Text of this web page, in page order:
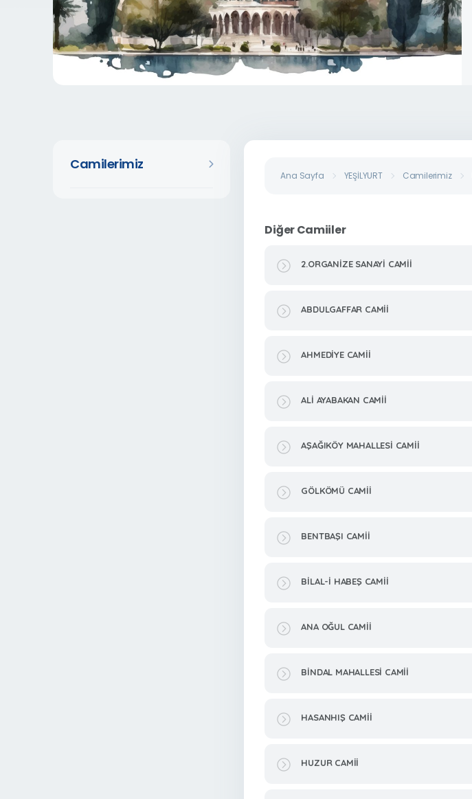
Camilerimiz
Ana Sayfa YEŞİLYURT Camilerimiz
Diğer Camiiler
2.ORGANİZE SANAYİ CAMİİ
ABDULGAFFAR CAMİİ
AHMEDİYE CAMİİ
ALİ AYABAKAN CAMİİ
AŞAĞIKÖY MAHALLESİ CAMİİ
GÖLKÖMÜ CAMİİ
BENTBAŞI CAMİİ
BİLAL-İ HABEŞ CAMİİ
ANA OĞUL CAMİİ
BİNDAL MAHALLESİ CAMİİ
HASANHIŞ CAMİİ
HUZUR CAMİİ